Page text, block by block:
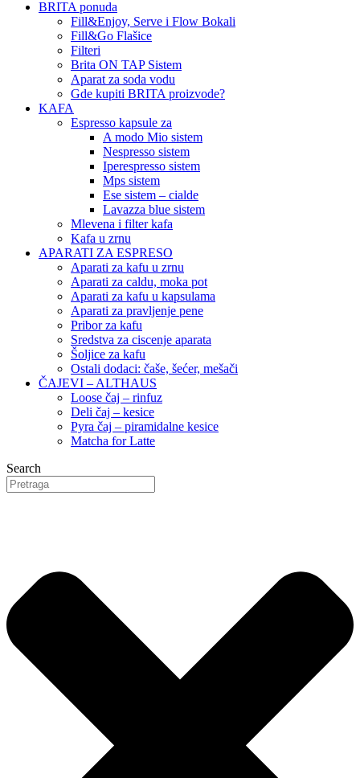
BRITA ponuda
Fill&Enjoy, Serve i Flow Bokali
Fill&Go Flašice
Filteri
Brita ON TAP Sistem
Aparat za soda vodu
Gde kupiti BRITA proizvode?
KAFA
Espresso kapsule za
A modo Mio sistem
Nespresso sistem
Iperespresso sistem
Mps sistem
Ese sistem – cialde
Lavazza blue sistem
Mlevena i filter kafa
Kafa u zrnu
APARATI ZA ESPRESO
Aparati za kafu u zrnu
Aparati za caldu, moka pot
Aparati za kafu u kapsulama
Aparati za pravljenje pene
Pribor za kafu
Sredstva za ciscenje aparata
Šoljice za kafu
Ostali dodaci: čaše, šećer, mešači
ČAJEVI – ALTHAUS
Loose čaj – rinfuz
Deli čaj – kesice
Pyra čaj – piramidalne kesice
Matcha for Latte
Search